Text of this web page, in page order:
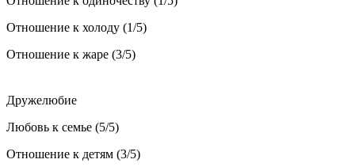
Отношение к холоду (1/5)
Отношение к жаре (3/5)
Дружелюбие
Любовь к семье (5/5)
Отношение к детям (3/5)